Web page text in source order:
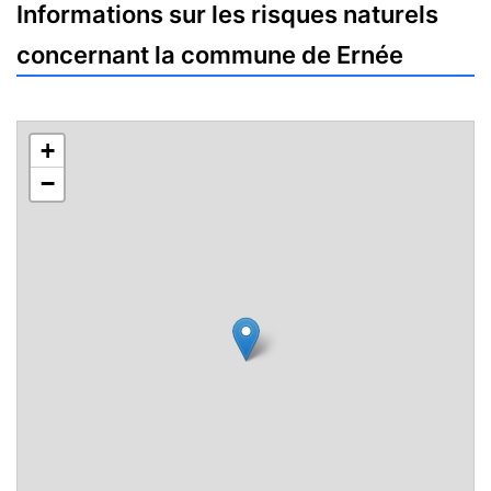
Informations sur les risques naturels
concernant la commune de Ernée
+
−